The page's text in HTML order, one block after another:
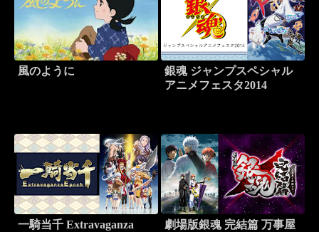
風のように
銀魂 ジャンプスペシャル
アニメフェスタ2014
一騎当千 Extravaganza
劇場版銀魂 完結篇 万事屋